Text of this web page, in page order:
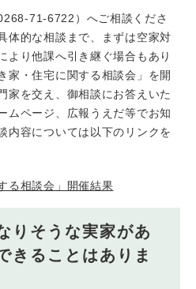
71-6722）へご相談くださ
体的な相談まで、まずは空家対
より他課へ引き継ぐ場合もあり
家・住宅に関する相談会」を開
家を交え、御相談にお答えいた
ムページ、広報うえだ等でお知
内容については以下のリンクを
る相談会」開催結果
りそうな実家があ
きることはありま